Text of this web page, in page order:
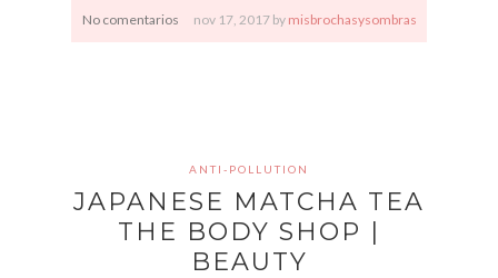
No comentarios nov 17, 2017 by misbrochasysombras
ANTI-POLLUTION
JAPANESE MATCHA TEA
THE BODY SHOP |
BEAUTY